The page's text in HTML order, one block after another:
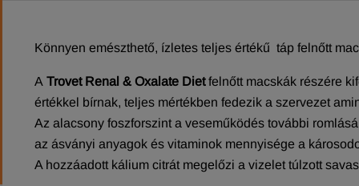
Könnyen emészthető, ízletes teljes értékű táp felnőtt
A Trovet Renal & Oxalate Diet felnőtt macskák részére
értékkel bírnak, teljes mértékben fedezik a szervezet
Az alacsony foszforszint a veseműködés további
az ásványi anyagok és vitaminok mennyisége a
A hozzáadott kálium citrát megelőzi a vizelet túlzott